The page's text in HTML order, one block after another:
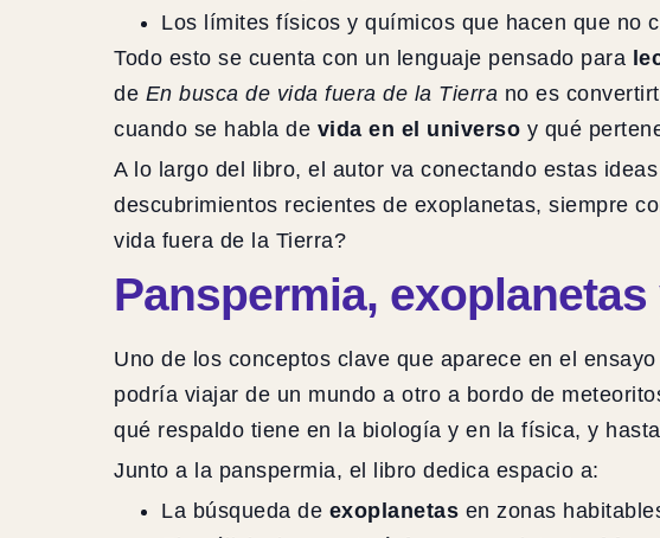
Los límites físicos y químicos que hacen que no
Todo esto se cuenta con un lenguaje pensado para
de En busca de vida fuera de la Tierra no es
cuando se habla de vida en el universo y qué
A lo largo del libro, el autor va conectando estas
descubrimientos recientes de exoplanetas, siempre
vida fuera de la Tierra?
Panspermia,
Uno de los conceptos clave que aparece en el ensayo
podría viajar de un mundo a otro a bordo de
qué respaldo tiene en la biología y en la física, y
Junto a la panspermia, el libro dedica espacio a:
La búsqueda de exoplanetas en zonas